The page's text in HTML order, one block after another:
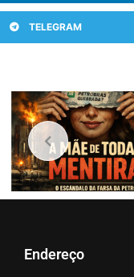
TELEGRAM
Endereço